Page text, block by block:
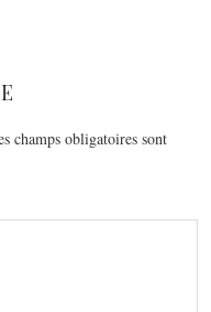
champs obligatoires sont